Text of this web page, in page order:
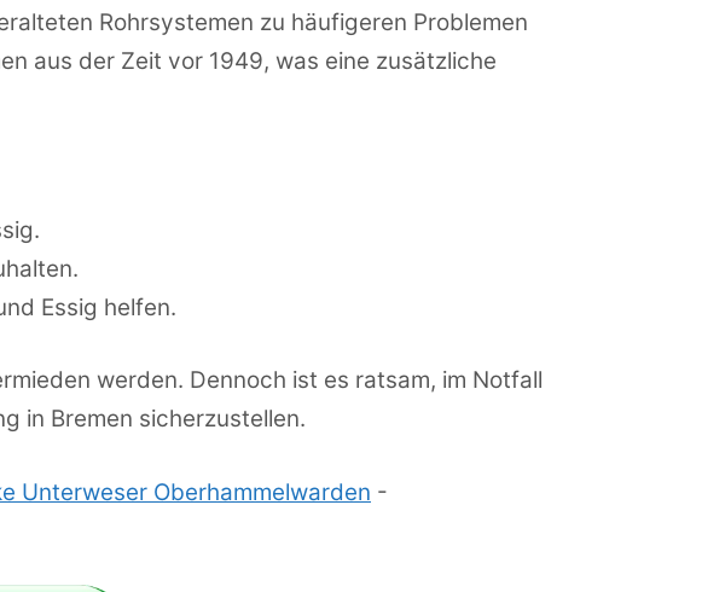
Rohrsystemen zu häufigeren Problemen
aus der Zeit vor 1949, was eine zusätzliche
Essig helfen.
werden. Dennoch ist es ratsam, im Notfall
in Bremen sicherzustellen.
Unterweser Oberhammelwarden -